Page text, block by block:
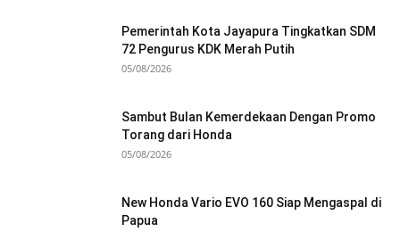
Pemerintah Kota Jayapura Tingkatkan SDM
72 Pengurus KDK Merah Putih
05/08/2026
Sambut Bulan Kemerdekaan Dengan Promo
Torang dari Honda
05/08/2026
New Honda Vario EVO 160 Siap Mengaspal di
Papua